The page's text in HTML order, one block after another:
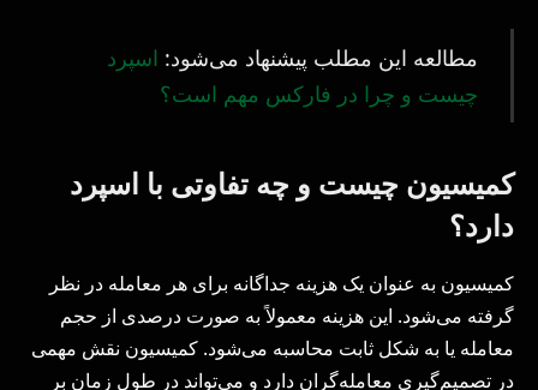
مطالعه این مطلب پیشنهاد می‌شود: اسپرد
چیست و چرا در فارکس مهم است؟
کمیسیون چیست و چه تفاوتی با اسپرد
دارد؟
کمیسیون به عنوان یک هزینه جداگانه برای هر معامله در نظر
گرفته می‌شود. این هزینه معمولاً به صورت درصدی از حجم
معامله یا به شکل ثابت محاسبه می‌شود. کمیسیون نقش مهمی
در تصمیم‌گیری معامله‌گران دارد و می‌تواند در طول زمان بر